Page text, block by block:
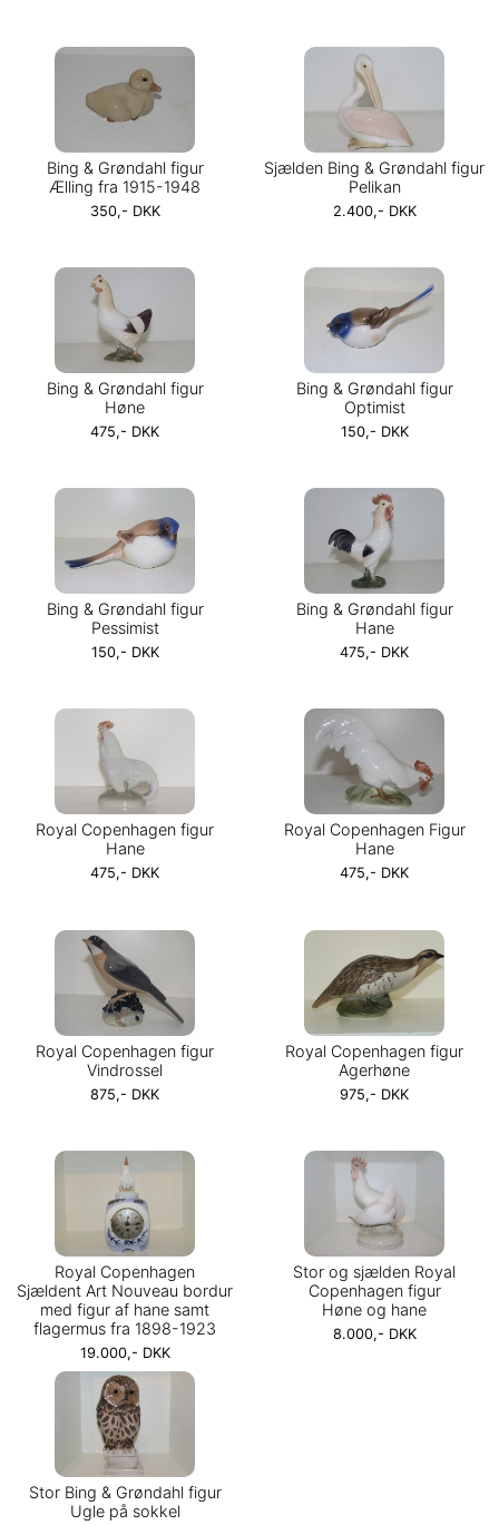
Bing & Grøndahl figur
Ælling fra 1915-1948
350,- DKK
Sjælden Bing & Grøndahl figur
Pelikan
2.400,- DKK
Bing & Grøndahl figur
Høne
475,- DKK
Bing & Grøndahl figur
Optimist
150,- DKK
Bing & Grøndahl figur
Pessimist
150,- DKK
Bing & Grøndahl figur
Hane
475,- DKK
Royal Copenhagen figur
Hane
475,- DKK
Royal Copenhagen Figur
Hane
475,- DKK
Royal Copenhagen figur
Vindrossel
875,- DKK
Royal Copenhagen figur
Agerhøne
975,- DKK
Royal Copenhagen
Sjældent Art Nouveau bordur
med figur af hane samt
flagermus fra 1898-1923
19.000,- DKK
Stor og sjælden Royal
Copenhagen figur
Høne og hane
8.000,- DKK
Stor Bing & Grøndahl figur
Ugle på sokkel